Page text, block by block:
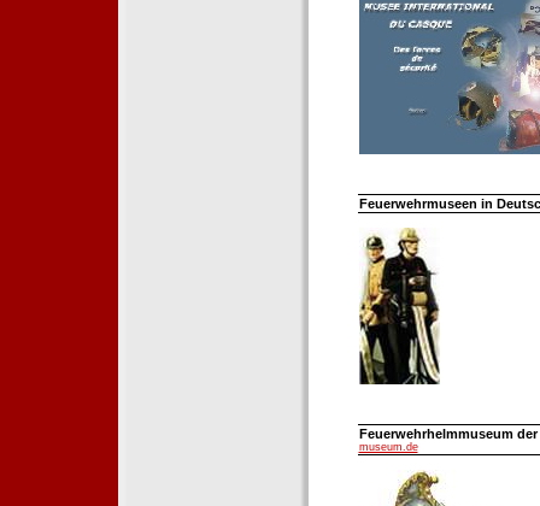
Feuerwehrmuseen in
Feuerwehrhelmmuseum
museum.de